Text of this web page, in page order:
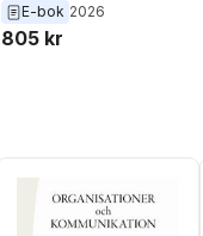
Falkheimer
E-bok 2026
805 kr